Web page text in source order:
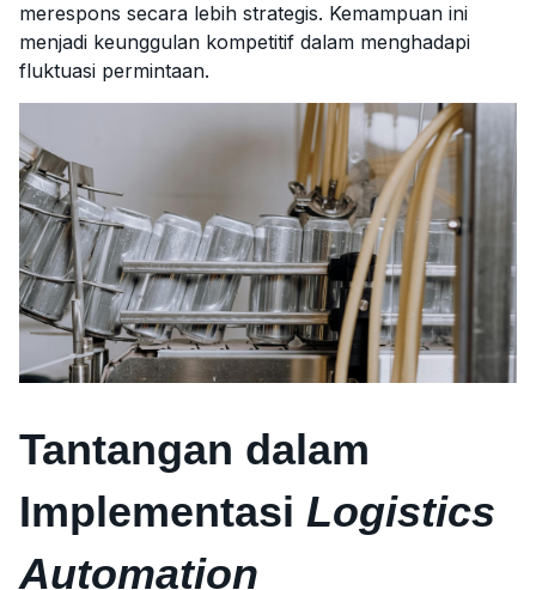
merespons secara lebih strategis. Kemampuan ini
menjadi keunggulan kompetitif dalam menghadapi
fluktuasi permintaan.
Tantangan dalam
Implementasi Logistics
Automation